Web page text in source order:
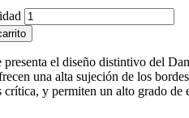
el diseño distintivo del
una alta sujeción de los
y permiten un alto grado